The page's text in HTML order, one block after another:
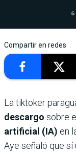
6
Compartir en redes
La tiktoker
descargo sobre
artificial (IA) en
Aye señaló que sí